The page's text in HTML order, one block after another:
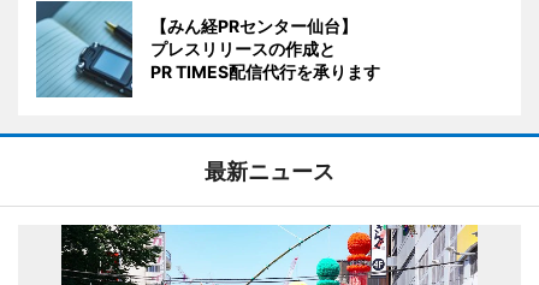
【みん経PRセンター仙台】
プレスリリースの作成と
PR TIMES配信代行を承ります
最新ニュース